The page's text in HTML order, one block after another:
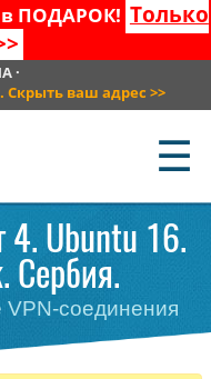
в ПОДАРОК! Только
·
Скрыть ваш адрес >>
☰
4. Ubuntu 16.
Сербия.
VPN-соединения